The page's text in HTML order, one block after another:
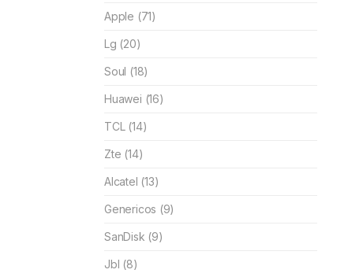
Apple (71)
Lg (20)
Soul (18)
Huawei (16)
TCL (14)
Zte (14)
Alcatel (13)
Genericos (9)
SanDisk (9)
Jbl (8)